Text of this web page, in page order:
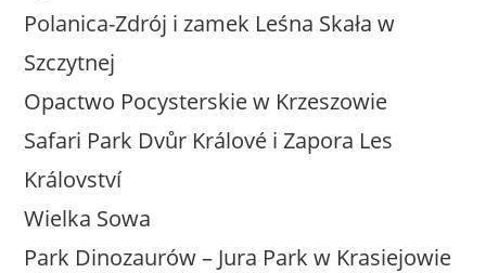
Polanica-Zdrój i zamek Leśna Skała w
Szczytnej
Opactwo Pocysterskie w Krzeszowie
Safari Park Dvůr Králové i Zapora Les
Království
Wielka Sowa
Park Dinozaurów – Jura Park w Krasiejowie